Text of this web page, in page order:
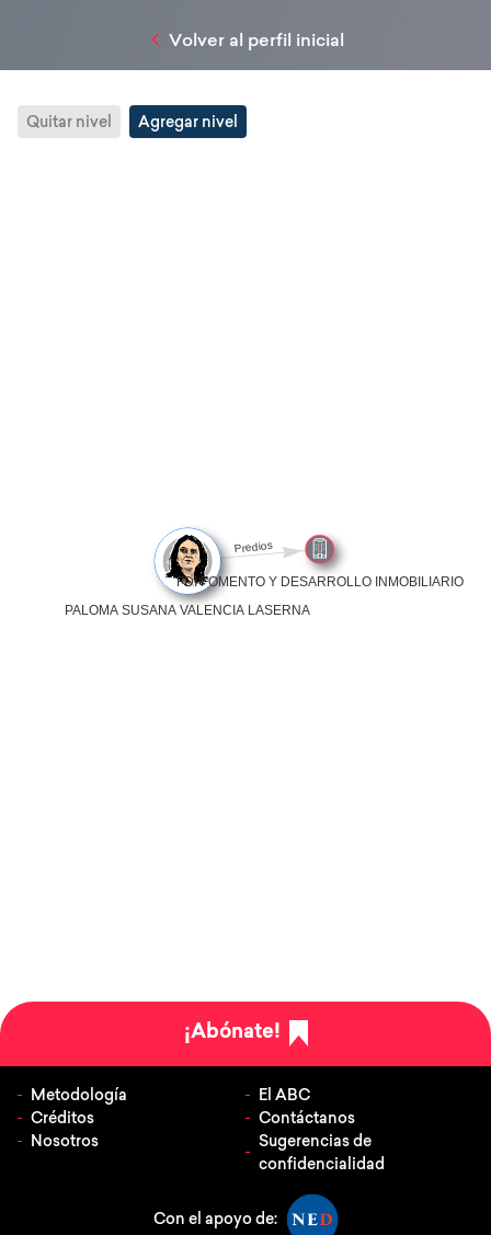
Volver al perfil inicial
Quitar nivel Agregar nivel
¡Abónate!
Metodología
El ABC
Créditos
Contáctanos
Nosotros
Sugerencias de
confidencialidad
Con el apoyo de: